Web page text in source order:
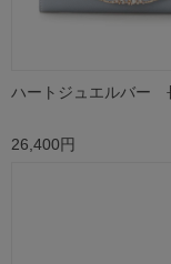
ハートジュエルバー
26,400円